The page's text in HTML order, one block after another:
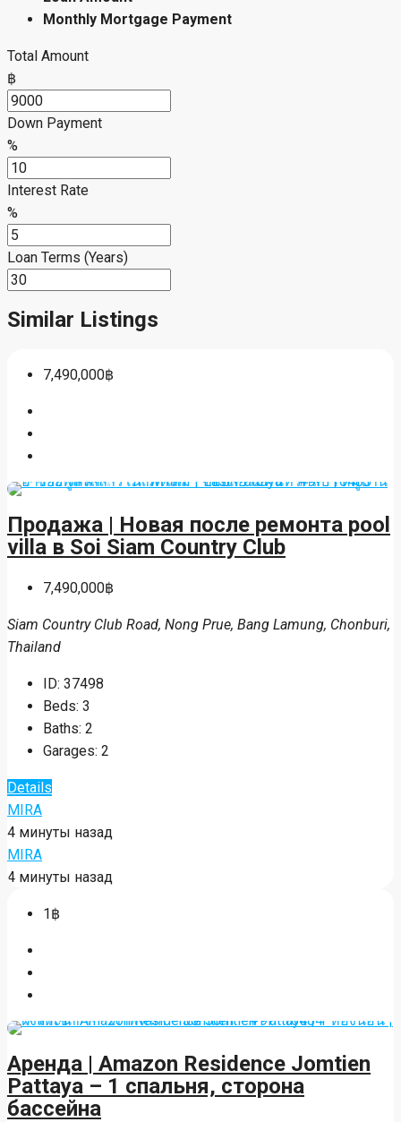
Monthly Mortgage Payment
Total Amount
฿
Down Payment
%
Interest Rate
%
Loan Terms (Years)
Similar Listings
7,490,000฿
Продажа | Новая после ремонта pool
villa в Soi Siam Country Club
7,490,000฿
Siam Country Club Road, Nong Prue, Bang Lamung, Chonburi,
Thailand
ID: 37498
Beds: 3
Baths: 2
Garages: 2
Details
MIRA
4 минуты назад
MIRA
4 минуты назад
1฿
Аренда | Amazon Residence Jomtien
Pattaya – 1 спальня, сторона
бассейна